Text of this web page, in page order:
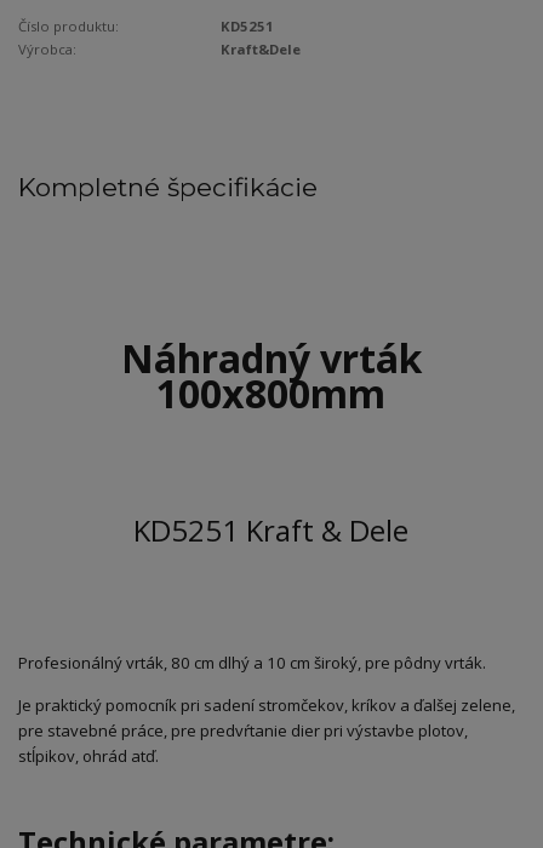
Číslo produktu:
KD5251
Výrobca:
Kraft&Dele
Kompletné špecifikácie
Náhradný vrták
100x800mm
KD5251 Kraft & Dele
Profesionálný vrták, 80 cm dlhý a 10 cm široký, pre pôdny vrták.
Je praktický pomocník pri sadení stromčekov, kríkov a ďalšej zelene,
pre stavebné práce, pre predvŕtanie dier pri výstavbe plotov,
stĺpikov, ohrád atď.